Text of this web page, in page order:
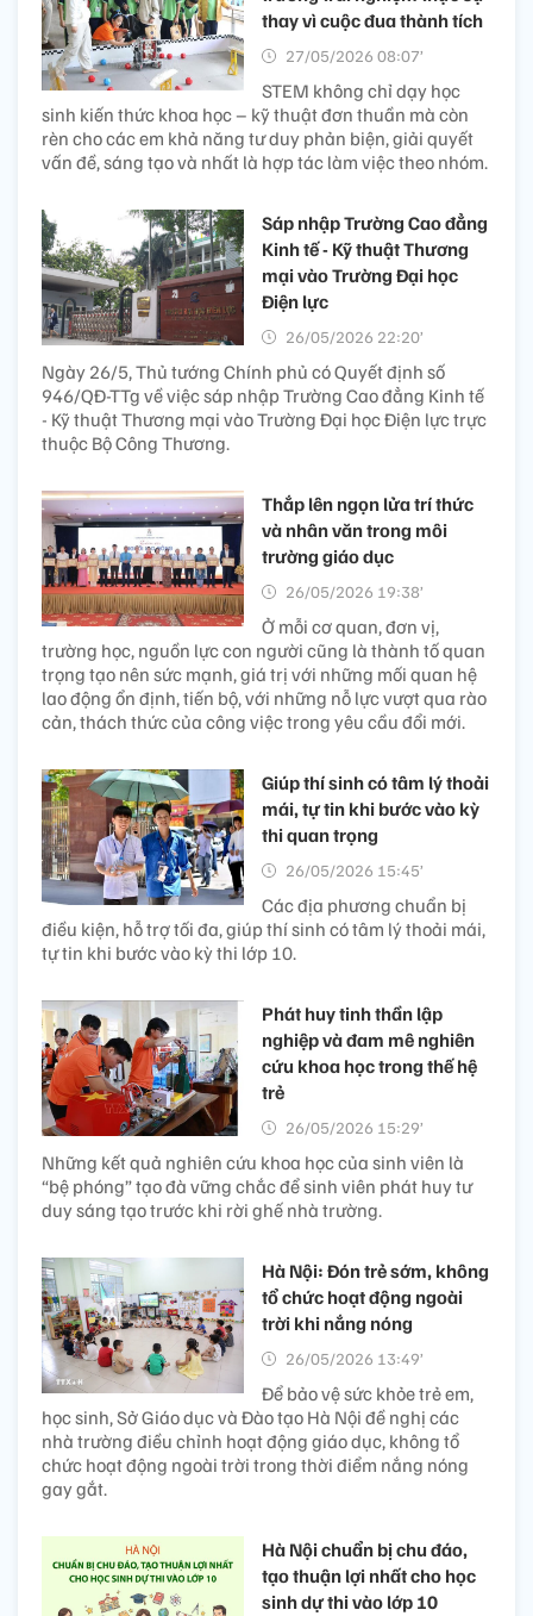
thay vì cuộc đua thành tích
27/05/2026 08:07’
STEM không chỉ dạy học
sinh kiến thức khoa học – kỹ thuật đơn thuần mà còn
rèn cho các em khả năng tư duy phản biện, giải quyết
vấn đề, sáng tạo và nhất là hợp tác làm việc theo nhóm.
Sáp nhập Trường Cao đẳng
Kinh tế - Kỹ thuật Thương
mại vào Trường Đại học
Điện lực
26/05/2026 22:20’
Ngày 26/5, Thủ tướng Chính phủ có Quyết định số
946/QĐ-TTg về việc sáp nhập Trường Cao đẳng Kinh tế
- Kỹ thuật Thương mại vào Trường Đại học Điện lực trực
thuộc Bộ Công Thương.
Thắp lên ngọn lửa trí thức
và nhân văn trong môi
trường giáo dục
26/05/2026 19:38’
Ở mỗi cơ quan, đơn vị,
trường học, nguồn lực con người cũng là thành tố quan
trọng tạo nên sức mạnh, giá trị với những mối quan hệ
lao động ổn định, tiến bộ, với những nỗ lực vượt qua rào
cản, thách thức của công việc trong yêu cầu đổi mới.
Giúp thí sinh có tâm lý thoải
mái, tự tin khi bước vào kỳ
thi quan trọng
26/05/2026 15:45’
Các địa phương chuẩn bị
điều kiện, hỗ trợ tối đa, giúp thí sinh có tâm lý thoải mái,
tự tin khi bước vào kỳ thi lớp 10.
Phát huy tinh thần lập
nghiệp và đam mê nghiên
cứu khoa học trong thế hệ
trẻ
26/05/2026 15:29’
Những kết quả nghiên cứu khoa học của sinh viên là
“bệ phóng” tạo đà vững chắc để sinh viên phát huy tư
duy sáng tạo trước khi rời ghế nhà trường.
Hà Nội: Đón trẻ sớm, không
tổ chức hoạt động ngoài
trời khi nắng nóng
26/05/2026 13:49’
Để bảo vệ sức khỏe trẻ em,
học sinh, Sở Giáo dục và Đào tạo Hà Nội đề nghị các
nhà trường điều chỉnh hoạt động giáo dục, không tổ
chức hoạt động ngoài trời trong thời điểm nắng nóng
gay gắt.
Hà Nội chuẩn bị chu đáo,
tạo thuận lợi nhất cho học
sinh dự thi vào lớp 10